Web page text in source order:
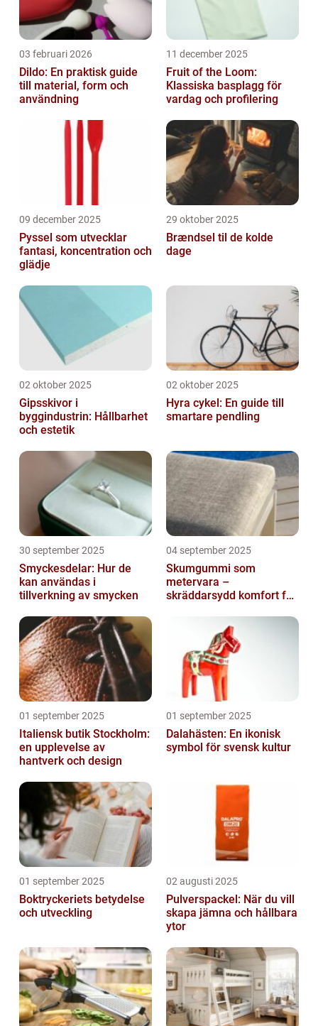
03 februari 2026
Dildo: En praktisk guide
till material, form och
användning
11 december 2025
Fruit of the Loom:
Klassiska basplagg för
vardag och profilering
09 december 2025
Pyssel som utvecklar
fantasi, koncentration och
glädje
29 oktober 2025
Brændsel til de kolde
dage
02 oktober 2025
Gipsskivor i
byggindustrin: Hållbarhet
och estetik
02 oktober 2025
Hyra cykel: En guide till
smartare pendling
30 september 2025
Smyckesdelar: Hur de
kan användas i
tillverkning av smycken
04 september 2025
Skumgummi som
metervara –
skräddarsydd komfort för
01 september 2025
Italiensk butik Stockholm:
en upplevelse av
hantverk och design
01 september 2025
Dalahästen: En ikonisk
symbol för svensk kultur
01 september 2025
Boktryckeriets betydelse
och utveckling
02 augusti 2025
Pulverspackel: När du vill
skapa jämna och hållbara
ytor